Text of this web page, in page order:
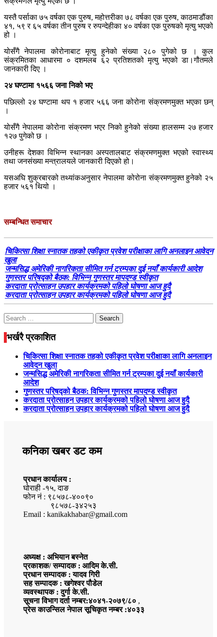
यस्तै पर्साका ७५ वर्षका एक पुरुष, महोत्तरीका ७८ वर्षका एक पुरुष, काठमाडौंका
४१, ५९ र ६५ वर्षका तीन पुरुष र रुपन्देहीका ४० वर्षका एक पुरुषको मृत्यु भएको
हो ।
योसँगै नेपालमा कोरोनाबाट मृत्यु हुनेको संख्या २८० पुगेको छ । कुल
संक्रमितका आधारमा ० दशमलब ६२ प्रतिशतको मृत्यु भएको डा।गौतमले
जानकारी दिए ।
२४ घण्टामा १५६६ जना निको भए
पछिल्लो २४ घण्टामा थप १ हजार ५६६ जना कोरोना संक्रमणमुक्त भएका छन्
।
योसँगै नेपालमा कोरोना संक्रमण भएर निको हुनेको संख्या हालसम्म २७ हजार
१२७ पुगेको छ ।
उनीहरू देशका विभिन्न स्थानका अस्पतालबाट संक्रमणमुक्त भएको स्वास्थ्य
तथा जनसंख्या मन्त्रालयले जानकारी दिएको हो।
यसअघि शुक्रबारको तथ्यांकअनुसार नेपालमा कोरोना संक्रमणमुक्त हुनेको २५
हजार ५६१ थियो ।
सम्बन्धित समाचार
चिकित्सा शिक्षा स्नातक तहको एकीकृत प्रवेश परीक्षाका लागि अनलाइन आवेदन
खुला
जन्मसिद्ध अमेरिकी नागरिकता सीमित गर्न ट्रम्पका दुई नयाँ कार्यकारी आदेश
गुणस्तर परिषद्को बैठक: विभिन्न गुणस्तर मापदण्ड स्वीकृत
करदाता प्रोत्साहन उपहार कार्यक्रमको पहिलो घोषणा आज हुदै
करदाता प्रोत्साहन उपहार कार्यक्रमको पहिलो घोषणा आज हुदै
Search
for:
भर्खरै प्रकाशित
चिकित्सा शिक्षा स्नातक तहको एकीकृत प्रवेश परीक्षाका लागि अनलाइन
आवेदन खुला
जन्मसिद्ध अमेरिकी नागरिकता सीमित गर्न ट्रम्पका दुई नयाँ कार्यकारी
आदेश
गुणस्तर परिषद्को बैठक: विभिन्न गुणस्तर मापदण्ड स्वीकृत
करदाता प्रोत्साहन उपहार कार्यक्रमको पहिलो घोषणा आज हुदै
करदाता प्रोत्साहन उपहार कार्यक्रमको पहिलो घोषणा आज हुदै
कनिका खबर डट कम
प्रधान कार्यालय :
घोराही -१५, दाङ
फोन नं : ९८५७८-४००९०
९८५७८-३४२५३
Email : kanikakhabar@gmail.com
अध्यक्ष : अभियान बस्नेत
प्रकाशक/ सम्पादक : आदिम के.सी.
प्रधान सम्पादक : यादव गिरी
सह सम्पादक : खगेश्वर पौडेल
व्यवस्थापक : दुर्गा के.सी.
सूचना विभाग दर्ता नम्बर:४०४१-२०७९/८० ,
प्रेस काउन्सिल नेपाल सूचिकृत नम्बर :४०३३